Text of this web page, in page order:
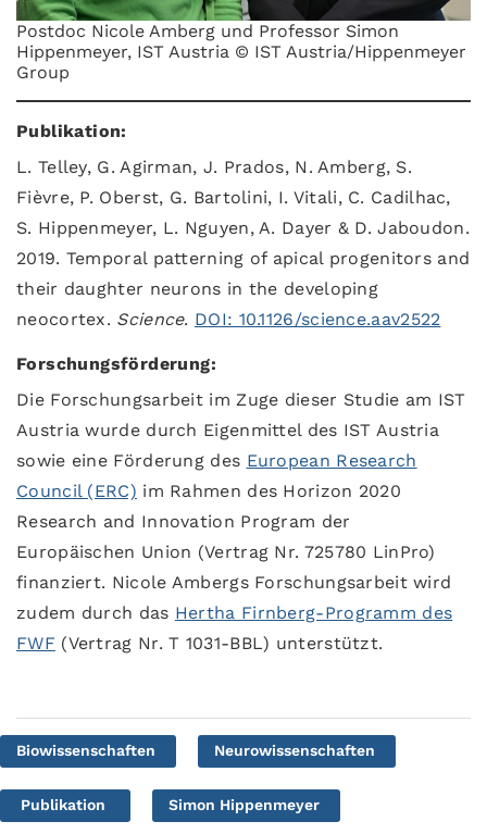
Postdoc Nicole Amberg und Professor Simon
Hippenmeyer, IST Austria © IST Austria/Hippenmeyer
Group
Publikation:
L. Telley, G. Agirman, J. Prados, N. Amberg, S.
Fièvre, P. Oberst, G. Bartolini, I. Vitali, C. Cadilhac,
S. Hippenmeyer, L. Nguyen, A. Dayer & D. Jaboudon.
2019. Temporal patterning of apical progenitors and
their daughter neurons in the developing
neocortex. Science. DOI: 10.1126/science.aav2522
Forschungsförderung:
Die Forschungsarbeit im Zuge dieser Studie am IST
Austria wurde durch Eigenmittel des IST Austria
sowie eine Förderung des European Research
Council (ERC) im Rahmen des Horizon 2020
Research and Innovation Program der
Europäischen Union (Vertrag Nr. 725780 LinPro)
finanziert. Nicole Ambergs Forschungsarbeit wird
zudem durch das Hertha Firnberg-Programm des
FWF (Vertrag Nr. T 1031-BBL) unterstützt.
Biowissenschaften Neurowissenschaften
Publikation Simon Hippenmeyer